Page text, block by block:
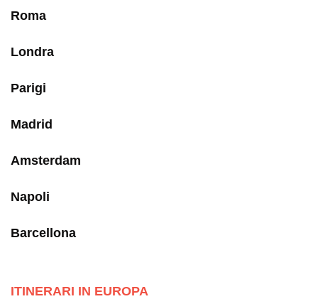
Roma
Londra
Parigi
Madrid
Amsterdam
Napoli
Barcellona
ITINERARI IN EUROPA